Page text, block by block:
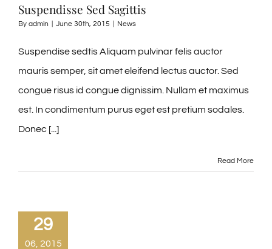
Suspendisse Sed Sagittis
By admin June 30th, 2015 News
Suspendise sedtis Aliquam pulvinar felis auctor
mauris semper, sit amet eleifend lectus auctor. Sed
congue risus id congue dignissim. Nullam et maximus
est. In condimentum purus eget est pretium sodales.
Donec [...]
Read More
29
06, 2015